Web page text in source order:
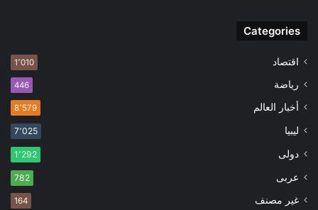
Categories
اقتصاد 1٬010
رياضة 446
أخبار العالم 8٬579
ليبيا 7٬025
دولى 1٬292
عربى 782
غير مصنف 164